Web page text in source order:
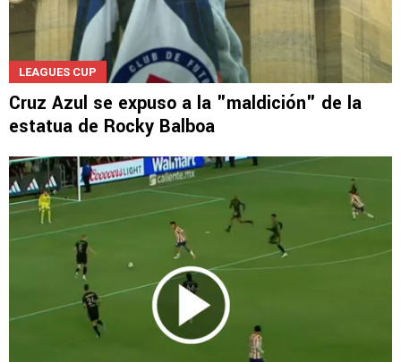
LEAGUES CUP
Cruz Azul se expuso a la "maldición" de la
estatua de Rocky Balboa